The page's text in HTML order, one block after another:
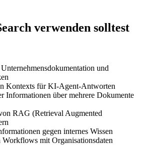
verwenden solltest
und
Kontexts für KI-Agent-Antworten
Informationen über mehrere Dokumente
RAG (Retrieval Augmented
gegen internes Wissen
mit Organisationsdaten